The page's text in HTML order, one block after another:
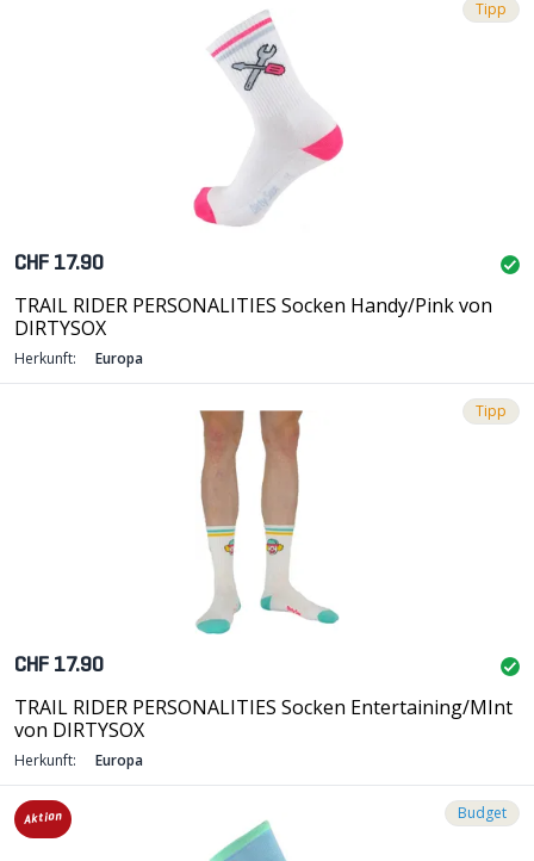
Tipp
CHF 17.90
TRAIL RIDER PERSONALITIES Socken Handy/Pink von
DIRTYSOX
Herkunft: Europa
Tipp
CHF 17.90
TRAIL RIDER PERSONALITIES Socken Entertaining/MInt
von DIRTYSOX
Herkunft: Europa
Aktion Budget